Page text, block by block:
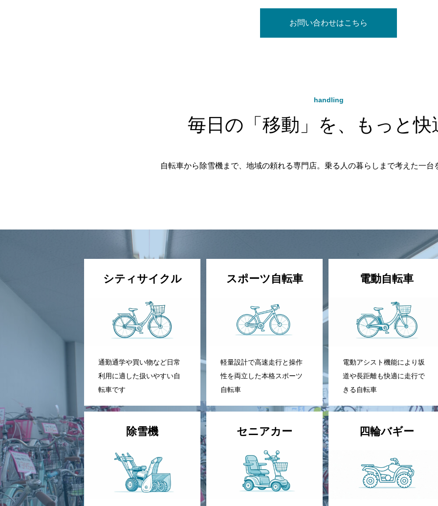
お問い合わせはこちら
handling
毎日の「移動」を、もっと快
自転車から除雪機まで、地域の頼れる専門店。乗る人の暮らしまで考えた一台
シティサイクル
通勤通学や買い物など日常
利用に適した扱いやすい自
転車です
スポーツ自転車
軽量設計で高速走行と操作
性を両立した本格スポーツ
自転車
電動自転車
電動アシスト機能により坂
道や長距離も快適に走行で
きる自転車
除雪機 セニアカー 四輪バギー